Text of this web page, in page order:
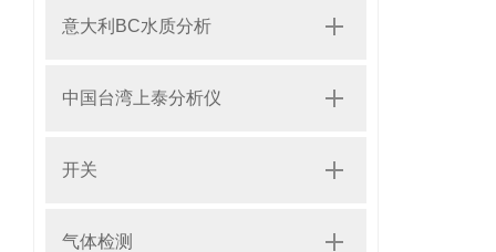
意大利BC水质分析
中国台湾上泰分析仪
开关
气体检测